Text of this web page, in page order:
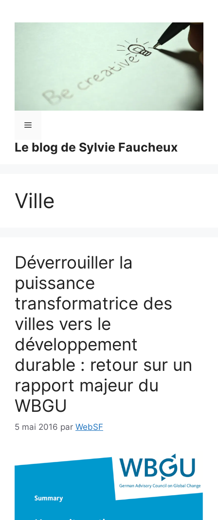
Le blog de Sylvie Faucheux
Menu
Ville
Déverrouiller la
puissance
transformatrice des
villes vers le
développement
durable : retour sur un
rapport majeur du
WBGU
5 mai 2016 par WebSF